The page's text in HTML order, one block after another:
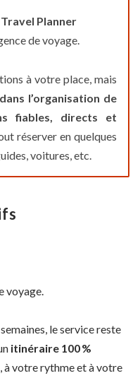
Planner
de voyage.
à votre place, mais
l’organisation de
fiables, directs et
réserver en quelques
voitures, etc.
voyage.
le service reste
itinéraire 100 %
à votre rythme et à votre